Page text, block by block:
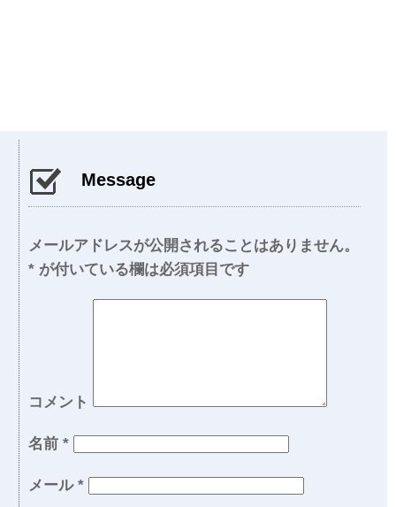
Message
メールアドレスが公開されることはありません。
* が付いている欄は必須項目です
コメント
名前 *
メール *